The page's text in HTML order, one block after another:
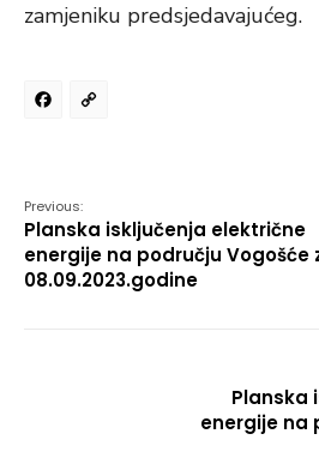
zamjeniku predsjedavajućeg.
Facebook
Previous:
Planska isključenja električne
energije na području Vogošće
08.09.2023.godine
Planska
energije na